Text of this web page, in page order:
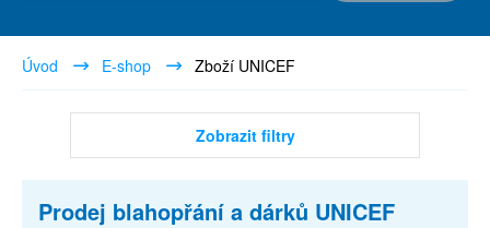
Úvod E-shop Zboží UNICEF
Zobrazit filtry
Prodej blahopřání a dárků UNICEF